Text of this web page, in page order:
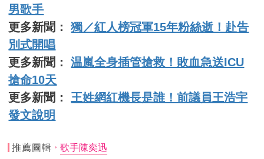
男歌手
更多新聞：獨／紅人榜冠軍15年粉絲逝！赴告
別式開唱
更多新聞：温嵐全身插管搶救！敗血急送ICU
搶命10天
更多新聞： 王姓網紅機長是誰！前議員王浩宇
發文說明
推薦圖輯 歌手陳奕迅